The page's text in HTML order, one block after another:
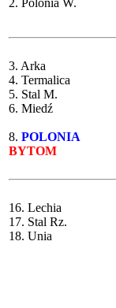
2. Polonia W.
3. Arka
4. Termalica
5. Stal M.
6. Miedź
8. POLONIA
BYTOM
16. Lechia
17. Stal Rz.
18. Unia